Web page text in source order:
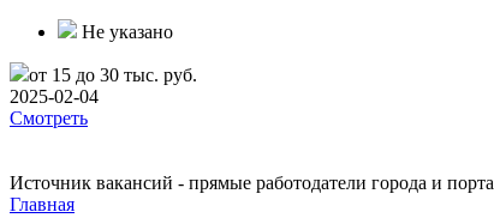
Не указано
от 15 до 30 тыс. руб.
2025-02-04
Смотреть
Источник вакансий - прямые работодатели города и
Главная